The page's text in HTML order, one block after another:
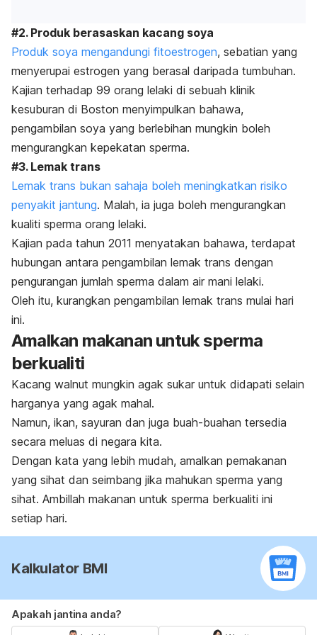
#2. Produk berasaskan kacang soya
Produk soya mengandungi fitoestrogen, sebatian yang
menyerupai estrogen yang berasal daripada tumbuhan.
Kajian terhadap 99 orang lelaki di sebuah klinik
kesuburan di Boston menyimpulkan bahawa,
pengambilan soya yang berlebihan mungkin boleh
mengurangkan kepekatan sperma.
#3. Lemak trans
Lemak trans bukan sahaja boleh meningkatkan risiko
penyakit jantung. Malah, ia juga boleh mengurangkan
kualiti sperma orang lelaki.
Kajian pada tahun 2011 menyatakan bahawa, terdapat
hubungan antara pengambilan lemak trans dengan
pengurangan jumlah sperma dalam air mani lelaki.
Oleh itu, kurangkan pengambilan lemak trans mulai hari
ini.
Amalkan makanan untuk sperma
berkualiti
Kacang walnut mungkin agak sukar untuk didapati selain
harganya yang agak mahal.
Namun, ikan, sayuran dan juga buah-buahan tersedia
secara meluas di negara kita.
Dengan kata yang lebih mudah, amalkan pemakanan
yang sihat dan seimbang jika mahukan sperma yang
sihat. Ambillah makanan untuk sperma berkualiti ini
setiap hari.
Kalkulator BMI
Apakah jantina anda?